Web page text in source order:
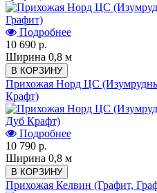
Подробнее
10 690 р.
Ширина 0,8 м
В КОРЗИНУ
Прихожая Норд ЦС
Крафт)
Подробнее
10 790 р.
Ширина 0,8 м
В КОРЗИНУ
Прихожая Келвин (Графит,